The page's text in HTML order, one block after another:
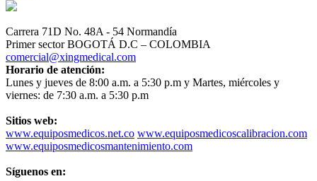
Carrera 71D No. 48A - 54 Normandía
Primer sector BOGOTÁ D.C – COLOMBIA
comercial@xingmedical.com
Horario de atención:
Lunes y jueves de 8:00 a.m. a 5:30 p.m y Martes, miércoles y
viernes: de 7:30 a.m. a 5:30 p.m
Sitios web:
www.equiposmedicos.net.co www.equiposmedicoscalibracion.com
www.equiposmedicosmantenimiento.com
Síguenos en: